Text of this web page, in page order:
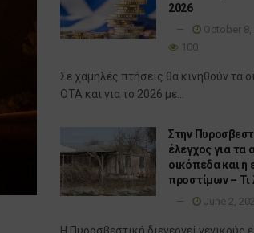
2026
October 8,
100
Σε χαμηλές πτήσεις θα κινηθούν τα
ΟΤΑ και για το 2026 με...
Στην
έλεγχος για τα
οικόπεδα και η
προστίμων – Τι
June 2,